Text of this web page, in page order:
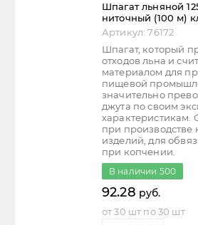
Цена - возрастание
Название - Я-А
Название - А-Я
Шпагат льняной
ниточный (100 м)
Артикул: 76172
Шпагат, который
отходов льна и
материалом для
пищевой
значительно
джута по своим
характеристикам.
при производстве
изделий, для
при копчении.
В наличии 500
92.28 руб.
от 30 шт по 30 шт